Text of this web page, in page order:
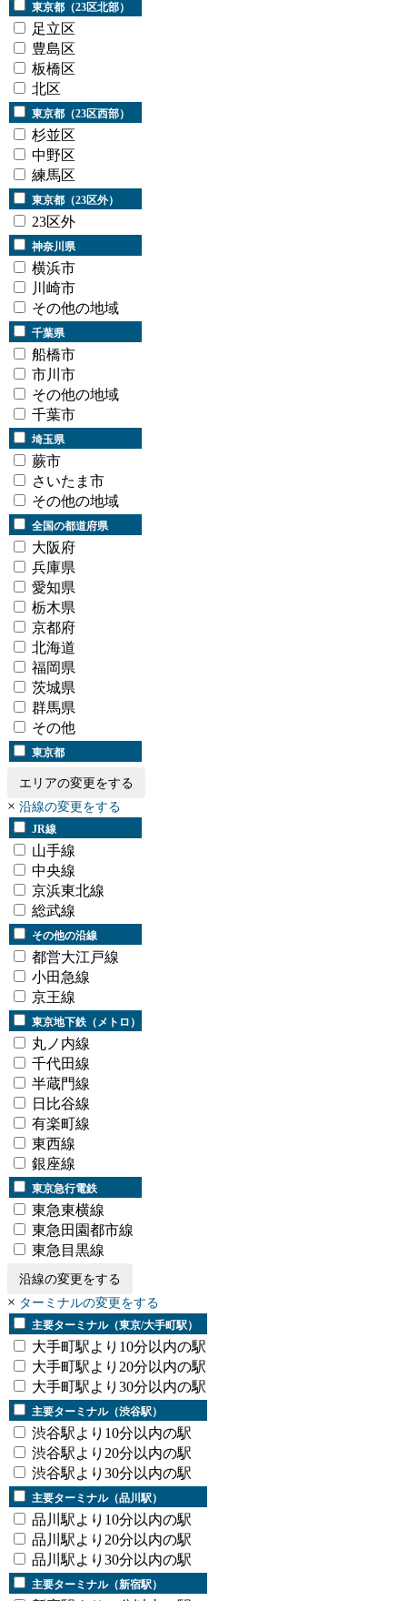
東京都（23区北部）
足立区
豊島区
板橋区
北区
東京都（23区西部）
杉並区
中野区
練馬区
東京都（23区外）
23区外
神奈川県
横浜市
川崎市
その他の地域
千葉県
船橋市
市川市
その他の地域
千葉市
埼玉県
蕨市
さいたま市
その他の地域
全国の都道府県
大阪府
兵庫県
愛知県
栃木県
京都府
北海道
福岡県
茨城県
群馬県
その他
東京都
エリアの変更をする
× 沿線の変更をする
JR線
山手線
中央線
京浜東北線
総武線
その他の沿線
都営大江戸線
小田急線
京王線
東京地下鉄（メトロ）
丸ノ内線
千代田線
半蔵門線
日比谷線
有楽町線
東西線
銀座線
東京急行電鉄
東急東横線
東急田園都市線
東急目黒線
沿線の変更をする
× ターミナルの変更をする
主要ターミナル（東京/大手町駅）
大手町駅より10分以内の駅
大手町駅より20分以内の駅
大手町駅より30分以内の駅
主要ターミナル（渋谷駅）
渋谷駅より10分以内の駅
渋谷駅より20分以内の駅
渋谷駅より30分以内の駅
主要ターミナル（品川駅）
品川駅より10分以内の駅
品川駅より20分以内の駅
品川駅より30分以内の駅
主要ターミナル（新宿駅）